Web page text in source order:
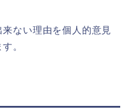
ない理由を個人的意見
。